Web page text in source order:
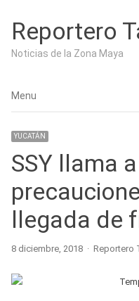
Reportero
Noticias de la Zona Maya
Menu
Menu
YUCATÁN
SSY llama
llegada de
8 diciembre, 2018 Author
Reportero